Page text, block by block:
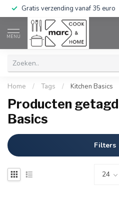
Gratis verzending vanaf 35 euro
MENU
Home / Tags / Kitchen Basics
Producten
Basics
Filters